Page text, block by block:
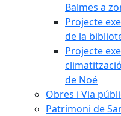
Balmes a
Projecte
de la
Projecte
de Noé
Obres i Via
Patrimoni de